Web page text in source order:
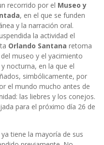
recorrido por el Museo y
, en el que se funden
y la narración oral.
la actividad el
Orlando Santana retoma
museo y el yacimiento
nocturna, en la que el
simbólicamente, por
el mundo mucho antes de
las liebres y los conejos.
para el próximo día 26 de
tiene la mayoría de sus